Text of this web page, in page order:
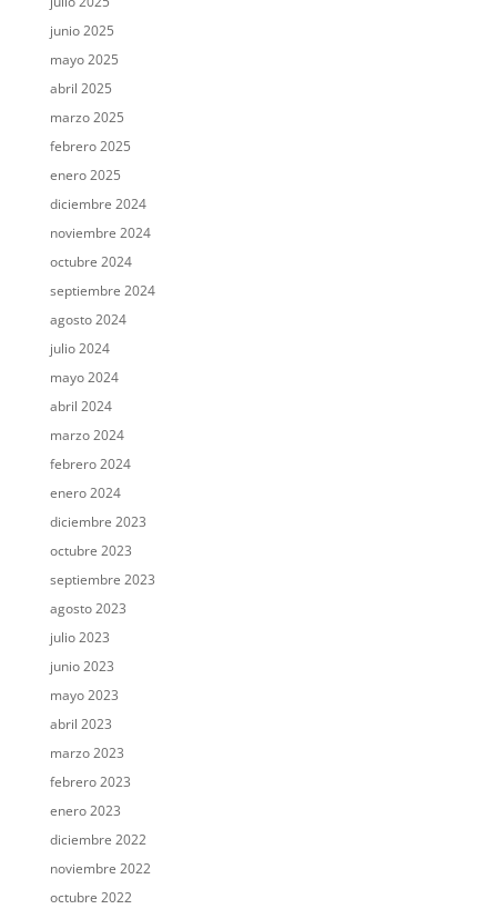
junio 2025
mayo 2025
abril 2025
marzo 2025
febrero 2025
enero 2025
diciembre 2024
noviembre 2024
octubre 2024
septiembre 2024
agosto 2024
julio 2024
mayo 2024
abril 2024
marzo 2024
febrero 2024
enero 2024
diciembre 2023
octubre 2023
septiembre 2023
agosto 2023
julio 2023
junio 2023
mayo 2023
abril 2023
marzo 2023
febrero 2023
enero 2023
diciembre 2022
noviembre 2022
octubre 2022